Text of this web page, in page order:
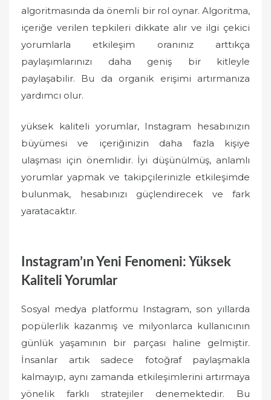
algoritmasında da önemli bir rol oynar. Algoritma,
içeriğe verilen tepkileri dikkate alır ve ilgi çekici
yorumlarla etkileşim oranınız arttıkça
paylaşımlarınızı daha geniş bir kitleyle
paylaşabilir. Bu da organik erişimi artırmanıza
yardımcı olur.
yüksek kaliteli yorumlar, Instagram hesabınızın
büyümesi ve içeriğinizin daha fazla kişiye
ulaşması için önemlidir. İyi düşünülmüş, anlamlı
yorumlar yapmak ve takipçilerinizle etkileşimde
bulunmak, hesabınızı güçlendirecek ve fark
yaratacaktır.
Instagram’ın Yeni Fenomeni: Yüksek
Kaliteli Yorumlar
Sosyal medya platformu Instagram, son yıllarda
popülerlik kazanmış ve milyonlarca kullanıcının
günlük yaşamının bir parçası haline gelmiştir.
İnsanlar artık sadece fotoğraf paylaşmakla
kalmayıp, aynı zamanda etkileşimlerini artırmaya
yönelik farklı stratejiler denemektedir. Bu